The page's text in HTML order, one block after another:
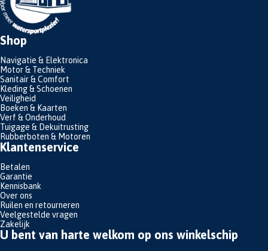
Shop
Navigatie & Elektronica
Motor & Techniek
Sanitair & Comfort
Kleding & Schoenen
Veiligheid
Boeken & Kaarten
Verf & Onderhoud
Tuigage & Dekuitrusting
Rubberboten & Motoren
Klantenservice
Betalen
Garantie
Kennisbank
Over ons
Ruilen en retourneren
Veelgestelde vragen
Zakelijk
U bent van harte welkom op ons winkelschip